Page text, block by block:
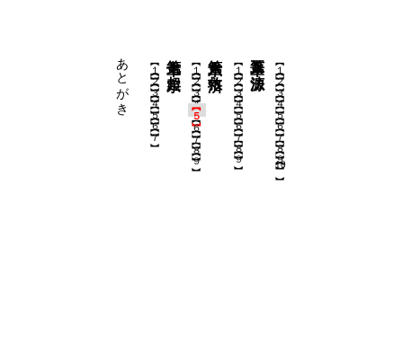
【１】
【２】
【３】
【４】
【５】
【６】
【７】
【８】
【９】
10
第五章 法源
【１】
【２】
【３】
【４】
【５】
【６】
【７】
【８】
【９】
第六章 救済
【１】
【２】
【３】
【４】
【５】
【６】
【７】
【８】
【９】
第七章 超宗
【１】
【２】
【３】
【４】
【５】
【６】
【７】
あとがき